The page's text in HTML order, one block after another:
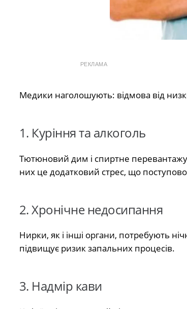
РЕКЛАМА
Медики наголошують: відмова від
1. Куріння та алкоголь
Тютюновий дим і спиртне
них це додатковий стрес, що
2. Хронічне недосипання
Нирки, як і інші органи, потребують
підвищує ризик запальних процесів.
3. Надмір кави